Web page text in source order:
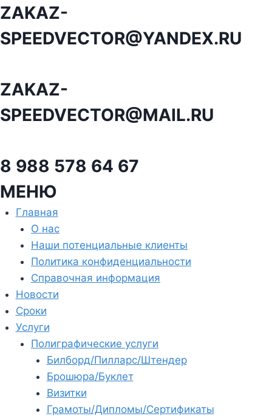
Перейти
содержанию
ZAKAZ-
SPEEDVECTOR@YANDEX.RU
ZAKAZ-
SPEEDVECTOR@MAIL.RU
8 988 578 64 67
МЕНЮ
Главная
О нас
Наши потенциальные клиенты
Политика конфиденциальности
Справочная информация
Новости
Сроки
Услуги
Полиграфические услуги
Билборд/Пилларс/Штендер
Брошюра/Буклет
Визитки
Грамоты/Дипломы/Сертификаты